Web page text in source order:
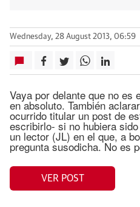
Wednesday, 28 August 2013, 06:59
Vaya por delante que no es
en absoluto. También
ocurrido titular un post de
escribirlo- si no hubiera
un lector (JL) en el que, a
pregunta susodicha. No es
VER POST